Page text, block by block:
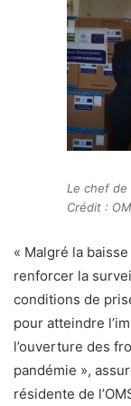
Le chef de
Crédit :
« Malgré la
renforcer la
conditions de
pour atteindre
l’ouverture des
pandémie »,
résidente de